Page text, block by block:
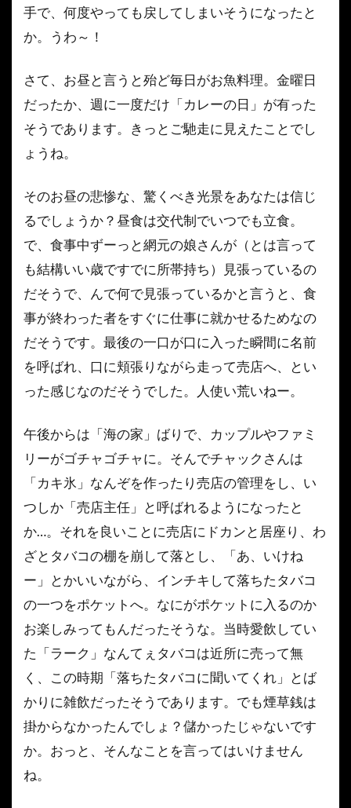
しょ
か。
3
使わ
れ
イン
して
4
人は
見か
けに
より
ませ
ん、
です
よ。
楽
しいこ
しいこ
と、や
はり
「愛こ
そすべ
て」か
な？！
手で、何度やっても戻してしまいそうになったと
か。うわ～！
さて、お昼と言うと殆ど毎日がお魚料理。金曜日
だったか、週に一度だけ「カレーの日」が有った
そうであります。きっとご馳走に見えたことでし
ょうね。
そのお昼の悲惨な、驚くべき光景をあなたは信じ
るでしょうか？昼食は交代制でいつでも立食。
で、食事中ずーっと網元の娘さんが（とは言って
も結構いい歳ですでに所帯持ち）見張っているの
だそうで、んで何で見張っているかと言うと、食
事が終わった者をすぐに仕事に就かせるためなの
だそうです。最後の一口が口に入った瞬間に名前
を呼ばれ、口に頬張りながら走って売店へ、とい
った感じなのだそうでした。人使い荒いねー。
午後からは「海の家」ばりで、カップルやファミ
リーがゴチャゴチャに。そんでチャックさんは
「カキ氷」なんぞを作ったり売店の管理をし、い
つしか「売店主任」と呼ばれるようになったと
か…。それを良いことに売店にドカンと居座り、わ
ざとタバコの棚を崩して落とし、「あ、いけね
ー」とかいいながら、インチキして落ちたタバコ
の一つをポケットへ。なにがポケットに入るのか
お楽しみってもんだったそうな。当時愛飲してい
た「ラーク」なんてぇタバコは近所に売って無
く、この時期「落ちたタバコに聞いてくれ」とば
かりに雑飲だったそうであります。でも煙草銭は
掛からなかったんでしょ？儲かったじゃないです
か。おっと、そんなことを言ってはいけません
ね。